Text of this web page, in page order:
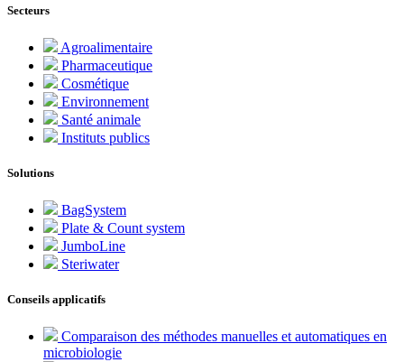
Secteurs
Agroalimentaire
Pharmaceutique
Cosmétique
Environnement
Santé animale
Instituts publics
Solutions
BagSystem
Plate & Count system
JumboLine
Steriwater
Conseils applicatifs
Comparaison des méthodes manuelles et automatiques en
microbiologie